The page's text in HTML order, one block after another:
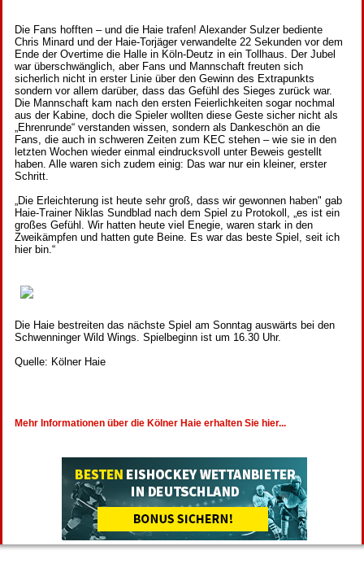
Die Fans hofften – und die Haie trafen! Alexander Sulzer bediente
Chris Minard und der Haie-Torjäger verwandelte 22 Sekunden vor dem
Ende der Overtime die Halle in Köln-Deutz in ein Tollhaus. Der Jubel
war überschwänglich, aber Fans und Mannschaft freuten sich
sicherlich nicht in erster Linie über den Gewinn des Extrapunkts
sondern vor allem darüber, dass das Gefühl des Sieges zurück war.
Die Mannschaft kam nach den ersten Feierlichkeiten sogar nochmal
aus der Kabine, doch die Spieler wollten diese Geste sicher nicht als
„Ehrenrunde“ verstanden wissen, sondern als Dankeschön an die
Fans, die auch in schweren Zeiten zum KEC stehen – wie sie in den
letzten Wochen wieder einmal eindrucksvoll unter Beweis gestellt
haben. Alle waren sich zudem einig: Das war nur ein kleiner, erster
Schritt.
„Die Erleichterung ist heute sehr groß, dass wir gewonnen haben" gab
Haie-Trainer Niklas Sundblad nach dem Spiel zu Protokoll, „es ist ein
großes Gefühl. Wir hatten heute viel Enegie, waren stark in den
Zweikämpfen und hatten gute Beine. Es war das beste Spiel, seit ich
hier bin.“
Die Haie bestreiten das nächste Spiel am Sonntag auswärts bei den
Schwenninger Wild Wings. Spielbeginn ist um 16.30 Uhr.
Quelle: Kölner Haie
Mehr Informationen über die Kölner Haie erhalten Sie hier...